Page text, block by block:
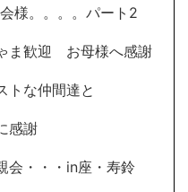
様。。。。パート2
ま歓迎 お母様へ感謝
トな仲間達と
感謝
会・・・in座・寿鈴